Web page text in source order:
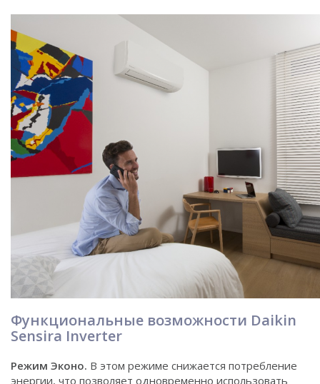
Функциональные возможности Daikin
Sensira Inverter
Режим Эконо. В этом режиме снижается потребление
энергии, что позволяет одновременно использовать